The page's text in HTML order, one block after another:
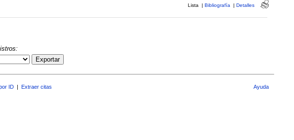
Lista | Bibliografía | Detalles
Exportar
ID Extraer citas Ayuda